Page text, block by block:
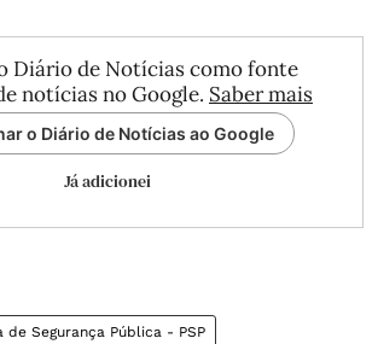
Diário de Notícias como fonte
notícias no Google. Saber mais
o Diário de Notícias ao Google
Já adicionei
de Segurança Pública - PSP